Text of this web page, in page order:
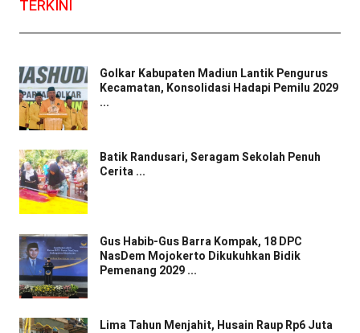
TERKINI
Golkar Kabupaten Madiun Lantik Pengurus
Kecamatan, Konsolidasi Hadapi Pemilu 2029
...
Batik Randusari, Seragam Sekolah Penuh
Cerita ...
Gus Habib-Gus Barra Kompak, 18 DPC
NasDem Mojokerto Dikukuhkan Bidik
Pemenang 2029 ...
Lima Tahun Menjahit, Husain Raup Rp6 Juta